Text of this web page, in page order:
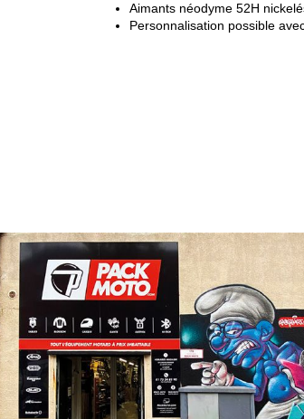
Aimants néodyme 52H
Personnalisation possible